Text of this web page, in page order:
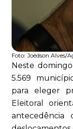
Foto: Joédson Alves/
Neste
5.569
para eleger
Eleitoral